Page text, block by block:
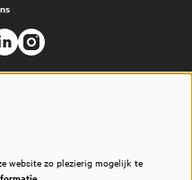
website zo plezierig mogelijk te